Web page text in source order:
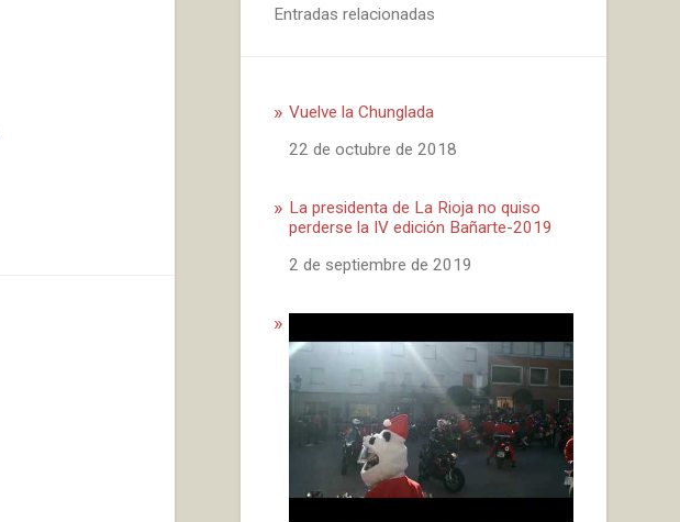
Entradas relacionadas
Vuelve la Chunglada
Fecha
22 de octubre de 2018
La presidenta de La Rioja no quiso
perderse la IV edición Bañarte-2019
Fecha
2 de septiembre de 2019